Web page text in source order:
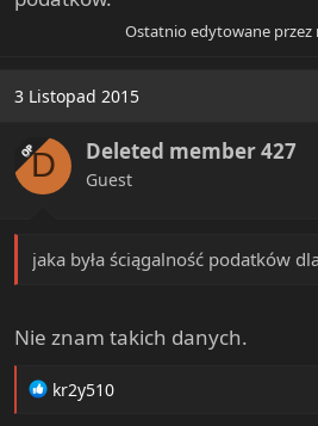
Ostatnio edytowane
3 Listopad 2015
OPD Deleted member 427
Guest
jaka była ściągalność podatków
Nie znam takich danych.
R
kr2y510